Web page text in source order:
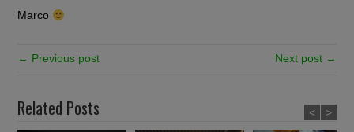
Marco
← Previous post Next post →
Related Posts < >